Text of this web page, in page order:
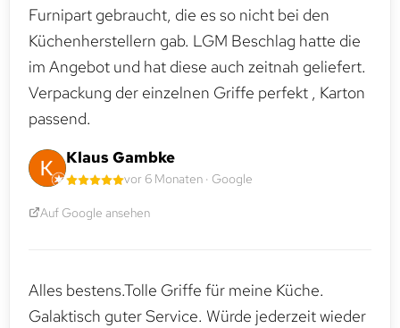
Furnipart gebraucht, die es so nicht bei den
Küchenherstellern gab. LGM Beschlag hatte die
im Angebot und hat diese auch zeitnah geliefert.
Verpackung der einzelnen Griffe perfekt , Karton
passend.
Klaus Gambke
vor 6 Monaten · Google
Auf Google ansehen
Alles bestens.Tolle Griffe für meine Küche.
Galaktisch guter Service. Würde jederzeit wieder